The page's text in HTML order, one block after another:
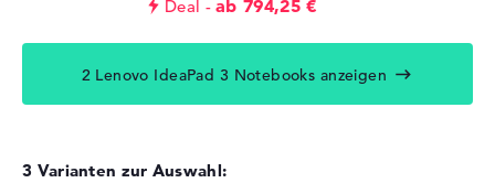
Deal ab 794,25 €
2 Lenovo IdeaPad 3 Notebooks anzeigen
3 Varianten zur Auswahl: